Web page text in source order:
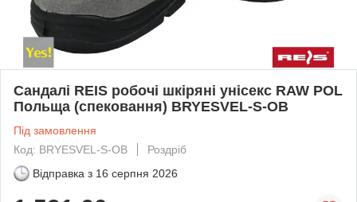
Сандалі REIS робочі шкіряні унісекс RAW POL
Польща (спековання) BRYESVEL-S-OB
Під замовлення
Код: BRYESVEL-S-OB
Роздріб
Відправка з 16 серпня 2026